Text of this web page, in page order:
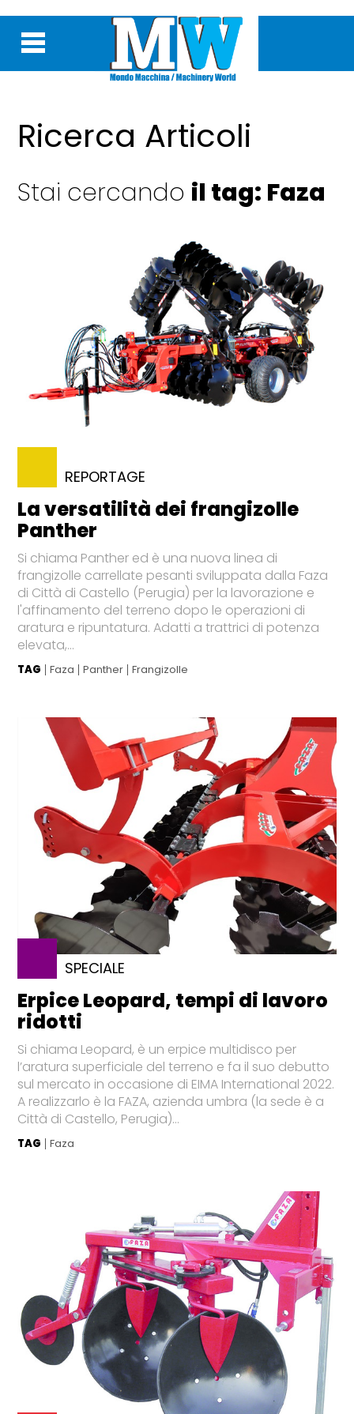
Ricerca Articoli
Stai cercando il tag: Faza
REPORTAGE
La versatilità dei frangizolle
Panther
Si chiama Panther ed è una nuova linea di
frangizolle carrellate pesanti sviluppata dalla Faza
di Città di Castello (Perugia) per la lavorazione e
l'affinamento del terreno dopo le operazioni di
aratura e ripuntatura. Adatti a trattrici di potenza
elevata,...
TAG Faza Panther Frangizolle
SPECIALE
Erpice Leopard, tempi di lavoro
ridotti
Si chiama Leopard, è un erpice multidisco per
l’aratura superficiale del terreno e fa il suo debutto
sul mercato in occasione di EIMA International 2022.
A realizzarlo è la FAZA, azienda umbra (la sede è a
Città di Castello, Perugia)...
TAG Faza